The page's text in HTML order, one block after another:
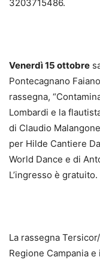
3203715486.
Venerdì 15 ottobre
Pontecagnano
rassegna,
Lombardi e la
di Claudio
per Hilde Cantiere
World Dance e di
L’ingresso è gratuito.
La rassegna
Regione Campania